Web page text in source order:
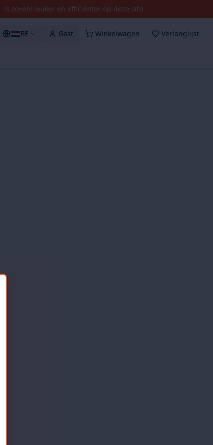
is zoveel leuker en efficiënter op deze site
🇳🇱BE Gast Winkelwagen Verlanglijst